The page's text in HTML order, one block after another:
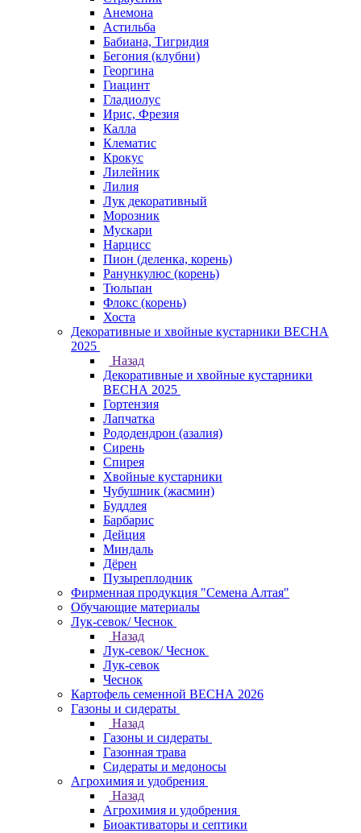
Анемона
Астильба
Бабиана, Тигридия
Бегония (клубни)
Георгина
Гиацинт
Гладиолус
Ирис, Фрезия
Калла
Клематис
Крокус
Лилейник
Лилия
Лук декоративный
Морозник
Мускари
Нарцисс
Пион (деленка, корень)
Ранункулюс (корень)
Тюльпан
Флокс (корень)
Хоста
Декоративные и хвойные кустарники ВЕСНА
2025
Назад
Декоративные и хвойные кустарники
ВЕСНА 2025
Гортензия
Лапчатка
Рододендрон (азалия)
Сирень
Спирея
Хвойные кустарники
Чубушник (жасмин)
Буддлея
Барбарис
Дейция
Миндаль
Дёрен
Пузыреплодник
Фирменная продукция "Семена Алтая"
Обучающие материалы
Лук-севок/ Чеснок
Назад
Лук-севок/ Чеснок
Лук-севок
Чеснок
Картофель семенной ВЕСНА 2026
Газоны и сидераты
Назад
Газоны и сидераты
Газонная трава
Сидераты и медоносы
Агрохимия и удобрения
Назад
Агрохимия и удобрения
Биоактиваторы и септики